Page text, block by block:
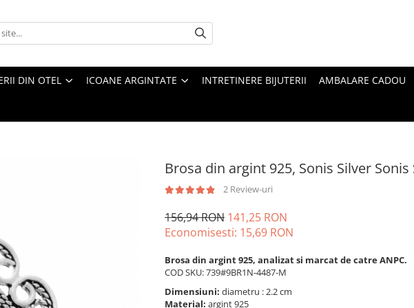
DIN OTEL ICOANE ARGINTATE INTRETINERE BIJUTERII AMBALARE CADOU
Brosa din argint 925, Sonis Silver Sonis
2 Review-uri
156,94 RON 141,25 RON
Economisesti: 15,69 RON
Brosa din argint 925, analizat si marcat de catre ANPC.
COD SKU: 739#9BR1N-4487-M
Dimensiuni: diametru : 2.2 cm
Material: argint 925